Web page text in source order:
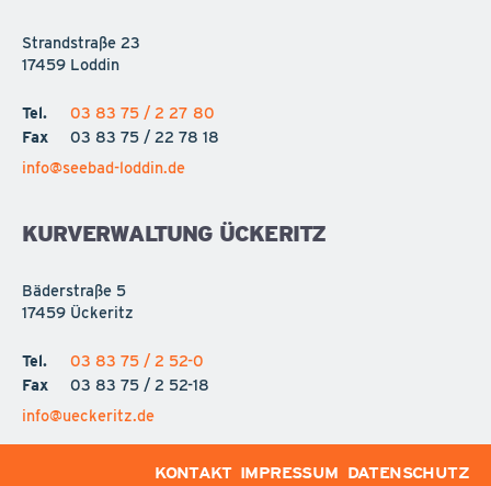
Strandstraße 23
17459 Loddin
Tel.
03 83 75 / 2 27 80
Fax
03 83 75 / 22 78 18
info@seebad-loddin.de
KURVERWALTUNG ÜCKERITZ
Bäderstraße 5
17459 Ückeritz
Tel.
03 83 75 / 2 52-0
Fax
03 83 75 / 2 52-18
info@ueckeritz.de
KONTAKT IMPRESSUM DATENSCHUTZ